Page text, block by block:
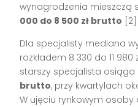
wynagrodzenia mieszczą
000 do 8 500 zł brutto
Dla specjalisty mediana
rozkładem 8 330 do 11
starszy specjalista
brutto, przy kwartylach
W ujęciu rynkowym